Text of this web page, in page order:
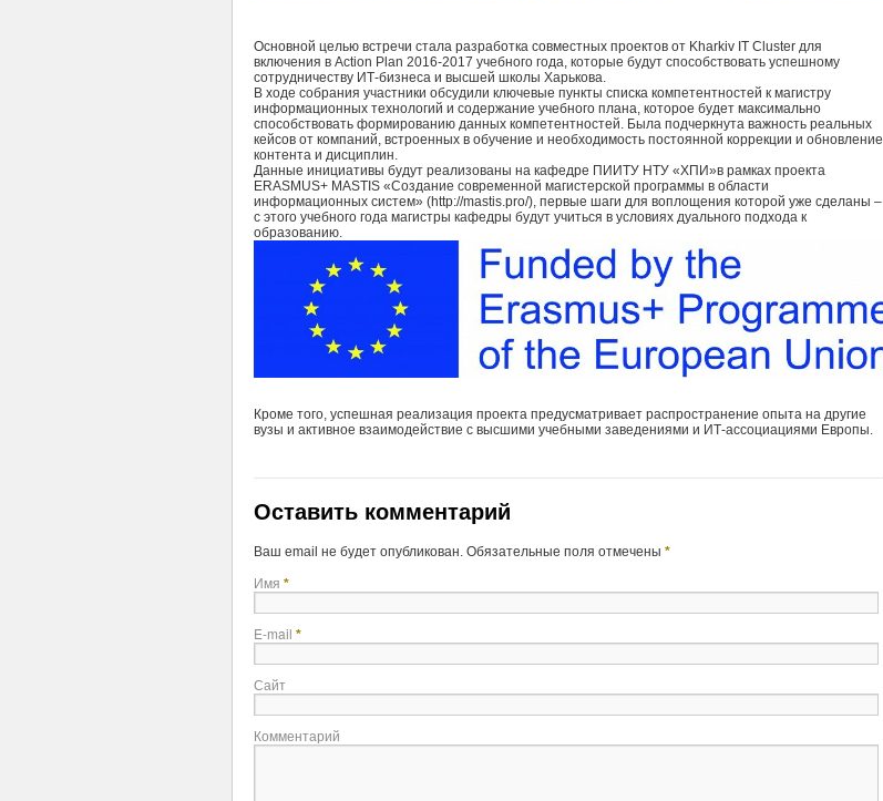
Основной целью встречи стала разработка совместных проектов от Kharkiv IT Cluster для
включения в Action Plan 2016-2017 учебного года, которые будут способствовать успешному
сотрудничеству ИТ-бизнеса и высшей школы Харькова.
В ходе собрания участники обсудили ключевые пункты списка компетентностей к магистру
информационных технологий и содержание учебного плана, которое будет максимально
способствовать формированию данных компетентностей. Была подчеркнута важность реальных
кейсов от компаний, встроенных в обучение и необходимость постоянной коррекции и обновление
контента и дисциплин.
Данные инициативы будут реализованы на кафедре ПИИТУ НТУ «ХПИ»в рамках проекта
ERASMUS+ MASTIS «Создание современной магистерской программы в области
информационных систем» (http://mastis.pro/), первые шаги для воплощения которой уже сделаны –
с этого учебного года магистры кафедры будут учиться в условиях дуального подхода к
образованию.
Кроме того, успешная реализация проекта предусматривает распространение опыта на другие
вузы и активное взаимодействие с высшими учебными заведениями и ИТ-ассоциациями Европы.
Оставить комментарий
Ваш email не будет опубликован. Обязательные поля отмечены *
Имя *
E-mail *
Сайт
Комментарий